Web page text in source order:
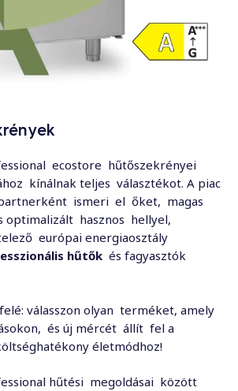
ecostore hűtőszekrényei
kínálnak teljes választékot. A piac
ismeri el őket, magas
optimalizált hasznos hellyel,
európai energiaosztály
hűtők és fagyasztók
válasszon olyan terméket, amely
és új mércét állít fel a
életmódhoz!
hűtési megoldásai között